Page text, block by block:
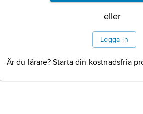
eller
Logga in
Är du lärare? Starta din kostnadsfria